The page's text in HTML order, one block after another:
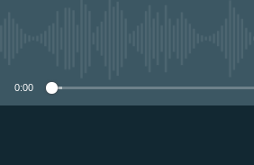
0:00